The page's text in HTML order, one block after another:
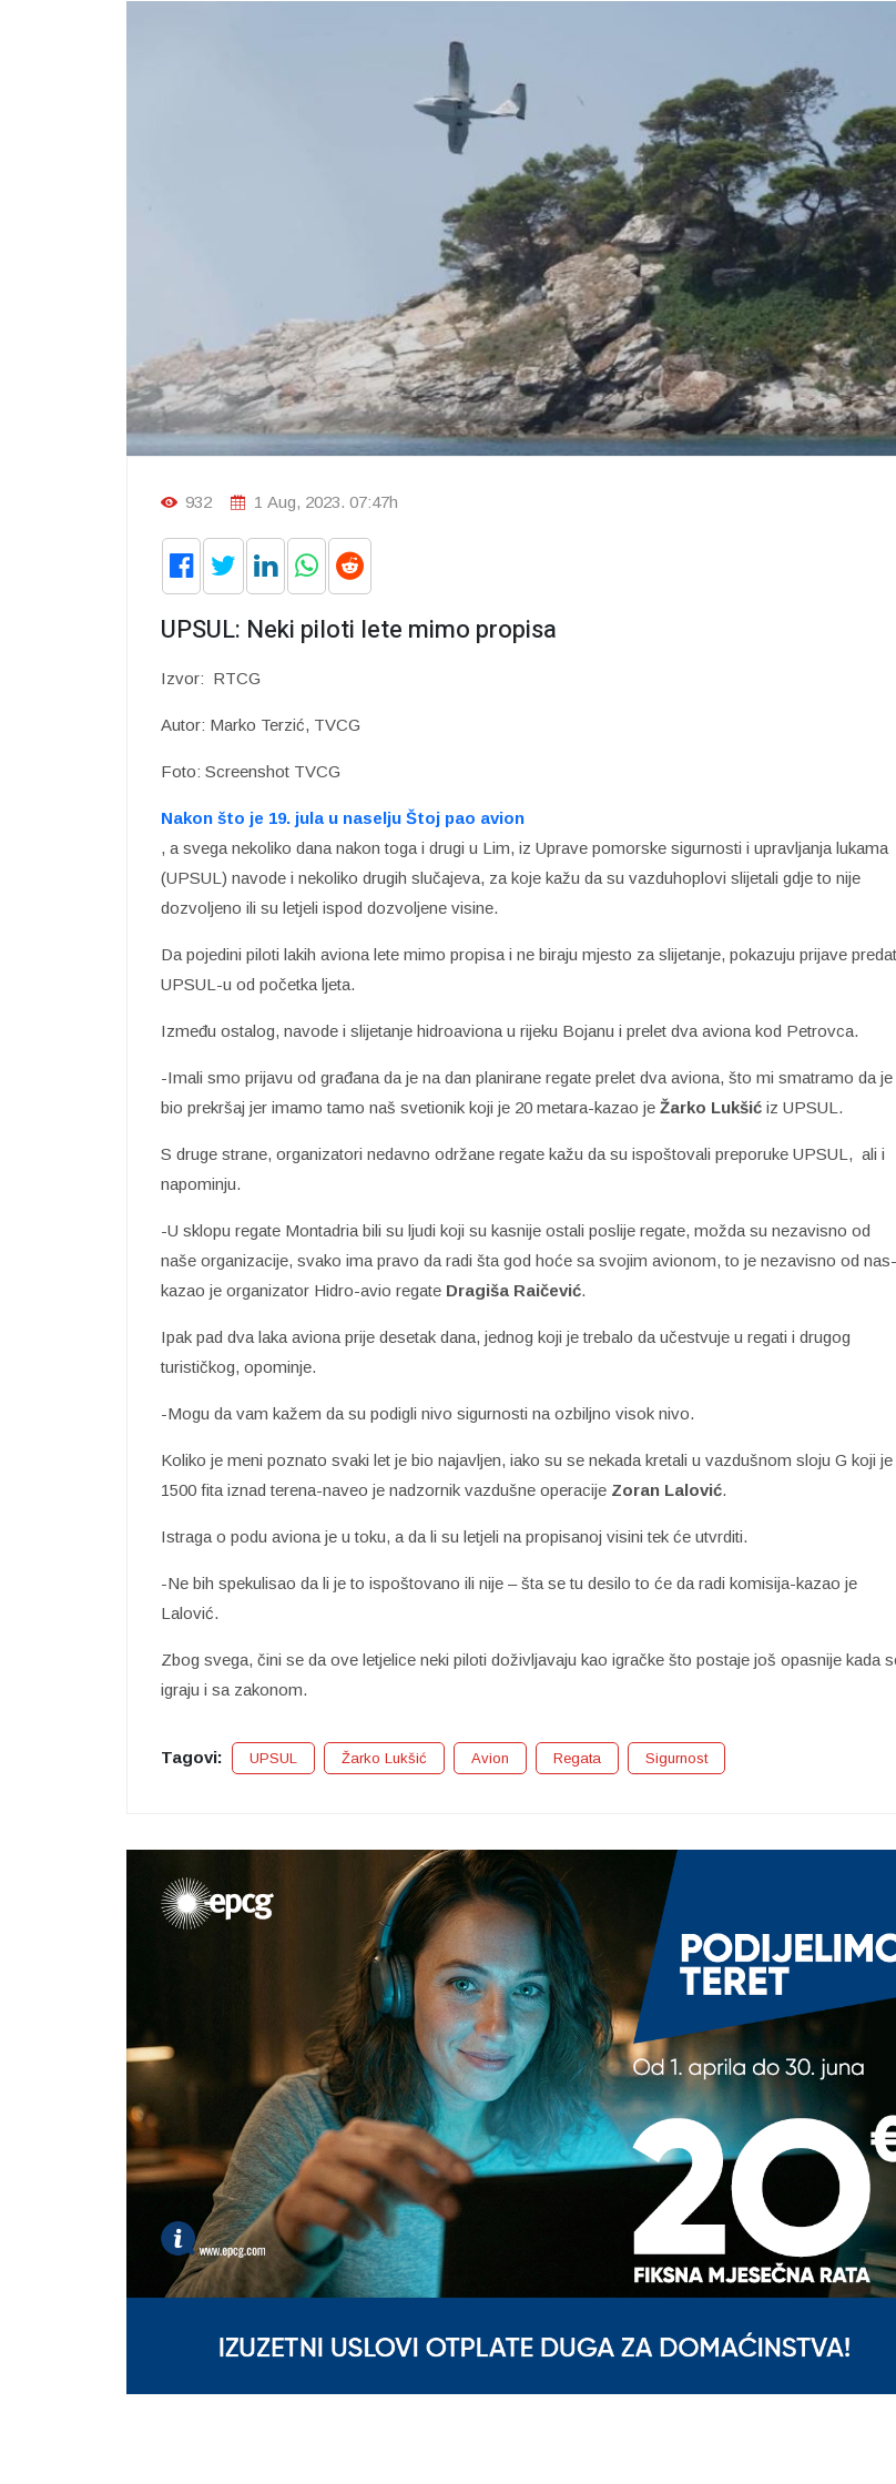
932 1 Aug, 2023. 07:47h
UPSUL: Neki piloti lete mimo propisa
Izvor: RTCG
Autor: Marko Terzić, TVCG
Foto: Screenshot TVCG
Nakon što je 19. jula u naselju Štoj pao avion
, a svega nekoliko dana nakon toga i drugi u Lim, iz Uprave pomorske sigurnosti i upravljanja lukama
(UPSUL) navode i nekoliko drugih slučajeva, za koje kažu da su vazduhoplovi slijetali gdje to nije
dozvoljeno ili su letjeli ispod dozvoljene visine.
Da pojedini piloti lakih aviona lete mimo propisa i ne biraju mjesto za slijetanje, pokazuju prijave
UPSUL-u od početka ljeta.
Između ostalog, navode i slijetanje hidroaviona u rijeku Bojanu i prelet dva aviona kod Petrovca.
-Imali smo prijavu od građana da je na dan planirane regate prelet dva aviona, što mi smatramo da je
bio prekršaj jer imamo tamo naš svetionik koji je 20 metara-kazao je Žarko Lukšić iz UPSUL.
S druge strane, organizatori nedavno održane regate kažu da su ispoštovali preporuke UPSUL, ali i
napominju.
-U sklopu regate Montadria bili su ljudi koji su kasnije ostali poslije regate, možda su nezavisno od
naše organizacije, svako ima pravo da radi šta god hoće sa svojim avionom, to je nezavisno od nas-
kazao je organizator Hidro-avio regate Dragiša Raičević.
Ipak pad dva laka aviona prije desetak dana, jednog koji je trebalo da učestvuje u regati i drugog
turističkog, opominje.
-Mogu da vam kažem da su podigli nivo sigurnosti na ozbiljno visok nivo.
Koliko je meni poznato svaki let je bio najavljen, iako su se nekada kretali u vazdušnom sloju G koji je
1500 fita iznad terena-naveo je nadzornik vazdušne operacije Zoran Lalović.
Istraga o podu aviona je u toku, a da li su letjeli na propisanoj visini tek će utvrditi.
-Ne bih spekulisao da li je to ispoštovano ili nije – šta se tu desilo to će da radi komisija-kazao je
Lalović.
Zbog svega, čini se da ove letjelice neki piloti doživljavaju kao igračke što postaje još opasnije kada
igraju i sa zakonom.
Tagovi: UPSUL Žarko Lukšić Avion Regata Sigurnost